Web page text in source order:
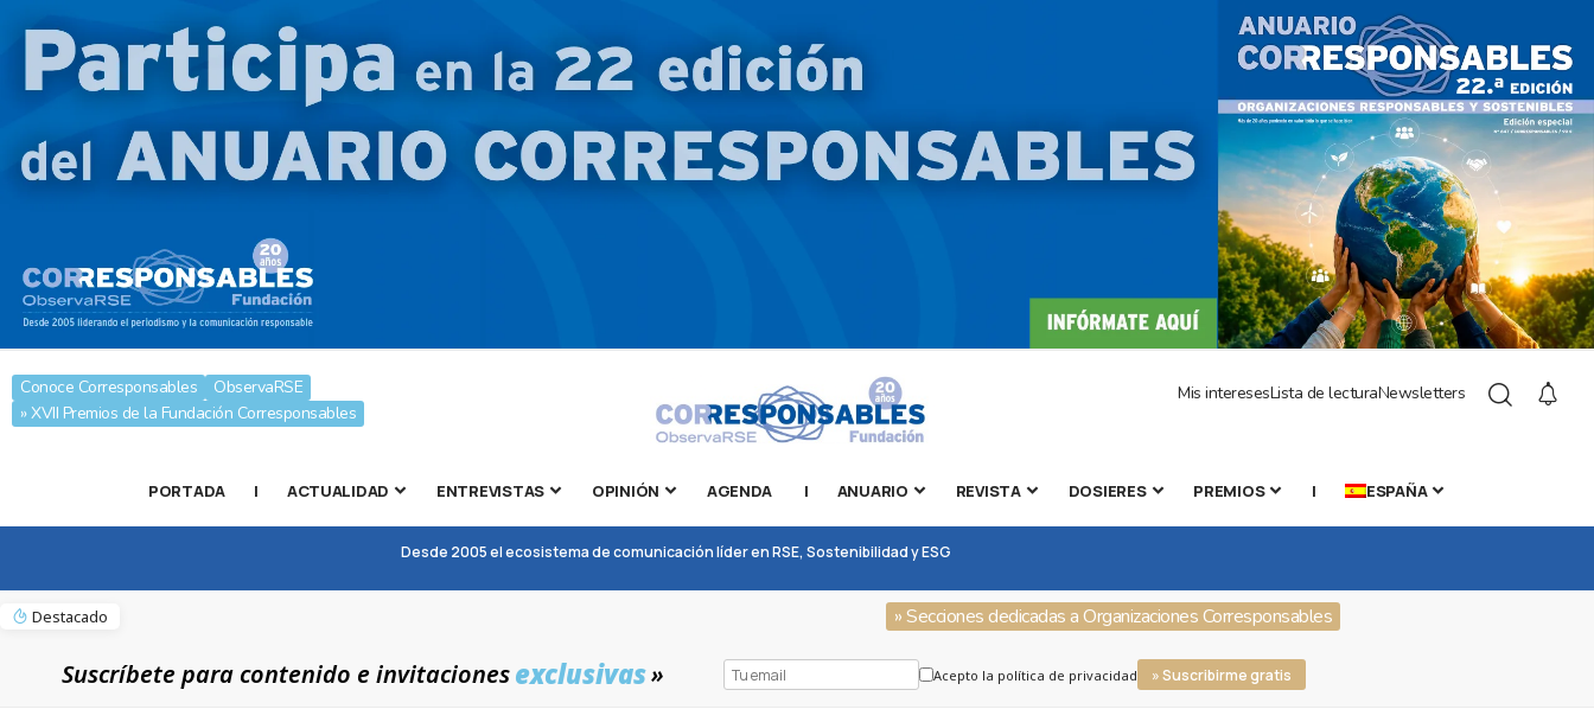
Conoce Corresponsables
ObservaRSE
» XVII Premios de la Fundación Corresponsables
Mis interesesLista de lecturaNewsletters
PORTADA | ACTUALIDAD ENTREVISTAS OPINIÓN AGENDA | ANUARIO REVISTA DOSIERES PREMIOS | ESPAÑA
Desde 2005 el ecosistema de comunicación líder en RSE, Sostenibilidad y ESG
Destacado » Secciones dedicadas a Organizaciones Corresponsables
Suscríbete para contenido e invitacionesexclusivas» Acepto la política de privacidad » Suscribirme gratis